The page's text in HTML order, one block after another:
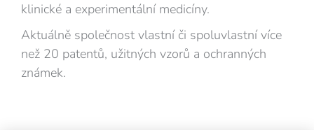
klinické a experimentální medicíny.
Aktuálně společnost vlastní či spoluvlastní více
než 20 patentů, užitných vzorů a ochranných
známek.